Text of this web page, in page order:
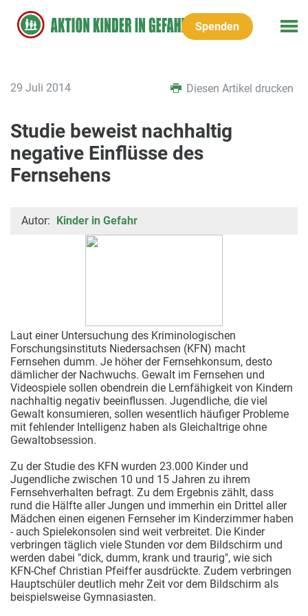
Spenden
29 Juli 2014 Diesen Artikel drucken
Studie beweist nachhaltig
negative Einflüsse des
Fernsehens
Autor: Kinder in Gefahr
Laut einer Untersuchung des Kriminologischen
Forschungsinstituts Niedersachsen (KFN) macht
Fernsehen dumm. Je höher der Fernsehkonsum, desto
dämlicher der Nachwuchs. Gewalt im Fernsehen und
Videospiele sollen obendrein die Lernfähigkeit von Kindern
nachhaltig negativ beeinflussen. Jugendliche, die viel
Gewalt konsumieren, sollen wesentlich häufiger Probleme
mit fehlender Intelligenz haben als Gleichaltrige ohne
Gewaltobsession.
Zu der Studie des KFN wurden 23.000 Kinder und
Jugendliche zwischen 10 und 15 Jahren zu ihrem
Fernsehverhalten befragt. Zu dem Ergebnis zählt, dass
rund die Hälfte aller Jungen und immerhin ein Drittel aller
Mädchen einen eigenen Fernseher im Kinderzimmer haben
- auch Spielekonsolen sind weit verbreitet. Die Kinder
verbringen täglich viele Stunden vor dem Bildschirm und
werden dabei "dick, dumm, krank und traurig", wie sich
KFN-Chef Christian Pfeiffer ausdrückte. Zudem verbringen
Hauptschüler deutlich mehr Zeit vor dem Bildschirm als
beispielsweise Gymnasiasten.